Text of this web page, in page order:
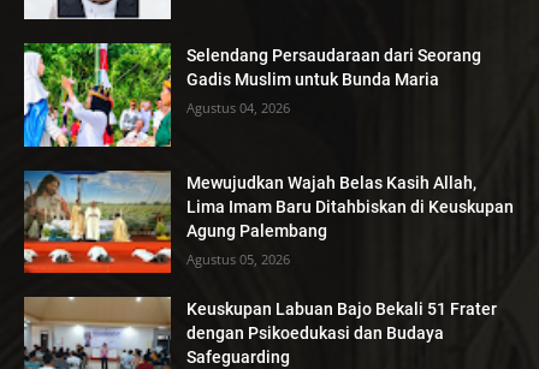
Selendang Persaudaraan dari Seorang
Gadis Muslim untuk Bunda Maria
Agustus 04, 2026
Mewujudkan Wajah Belas Kasih Allah,
Lima Imam Baru Ditahbiskan di Keuskupan
Agung Palembang
Agustus 05, 2026
Keuskupan Labuan Bajo Bekali 51 Frater
dengan Psikoedukasi dan Budaya
Safeguarding